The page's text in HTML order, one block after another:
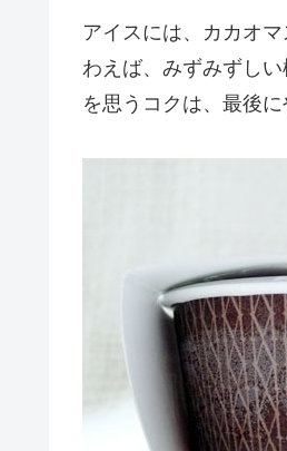
アイスには、カカオ
わえば、みずみずし
を思うコクは、最後に